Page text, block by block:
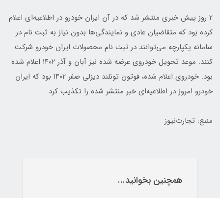
۲ روز پیش خبری منتشر شد که در آن ایران خودرو در اطلاعیه‌ای اعلام
کرده بود که متقاضیان عادی و نمایندگی‌ها بدون نیاز به ثبت نام در
سامانه یکپارچه می‌توانند در ثبت نام محصولات ایران خودرو شرکت
کنند. موعد تحویل خودروی عرضه شده نیز آبان و آذر ۱۴۰۲ اعلام شده
بود. خودروی اعلام شده، فوتون تونلند دیزلی صفر ۱۴۰۲ بود که ایران
خودرو امروز در اطلاعیه‌ای خبر منتشر شده را تکذیب کرد.
منبع: تجارت‌نیوز
همچنین بخوانید...